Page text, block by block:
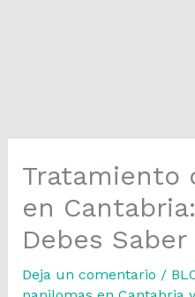
Tratamiento
en
Debes Saber
Deja un comentario /